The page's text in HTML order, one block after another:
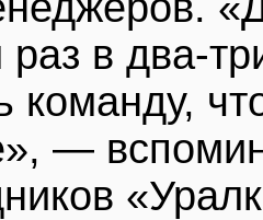
в два-
команду,
—